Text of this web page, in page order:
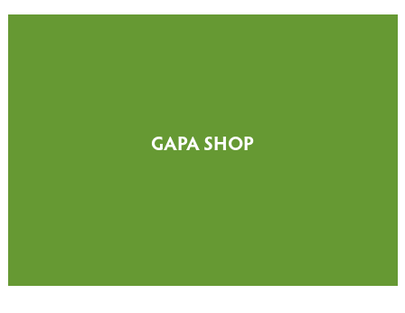
GAPA SHOP